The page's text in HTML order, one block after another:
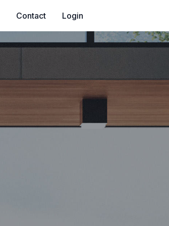
Contact Login